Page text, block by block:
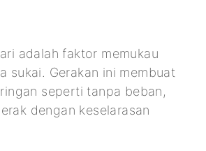
adalah faktor memukau
sukai. Gerakan ini membuat
seperti tanpa beban,
dengan keselarasan